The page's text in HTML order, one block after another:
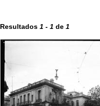
Resultados 1 - 1 de 1